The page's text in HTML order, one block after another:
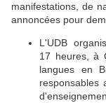
manifestations, de
annoncées pour
L'UDB
17 heures, à
langues en
responsables